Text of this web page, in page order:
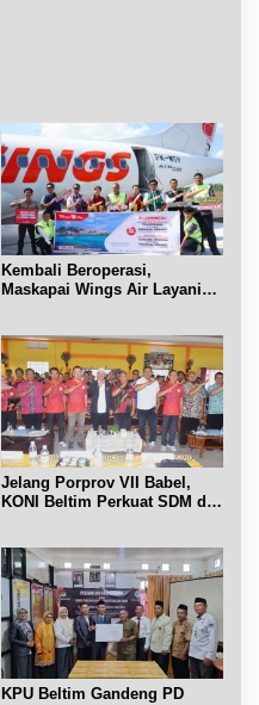
Kembali Beroperasi,
Maskapai Wings Air Layani
Jelang Porprov VII Babel,
KONI Beltim Perkuat SDM di
KPU Beltim Gandeng PD